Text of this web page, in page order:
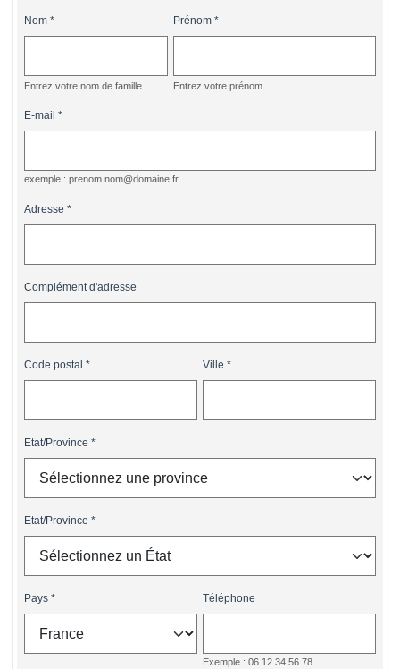
Nom
Entrez votre nom de famille
Prénom
Entrez votre prénom
E-mail
exemple : prenom.nom@domaine.fr
Adresse
Complément d'adresse
Code postal Ville
Etat/Province
Etat/Province
Pays Téléphone
Exemple : 06 12 34 56 78